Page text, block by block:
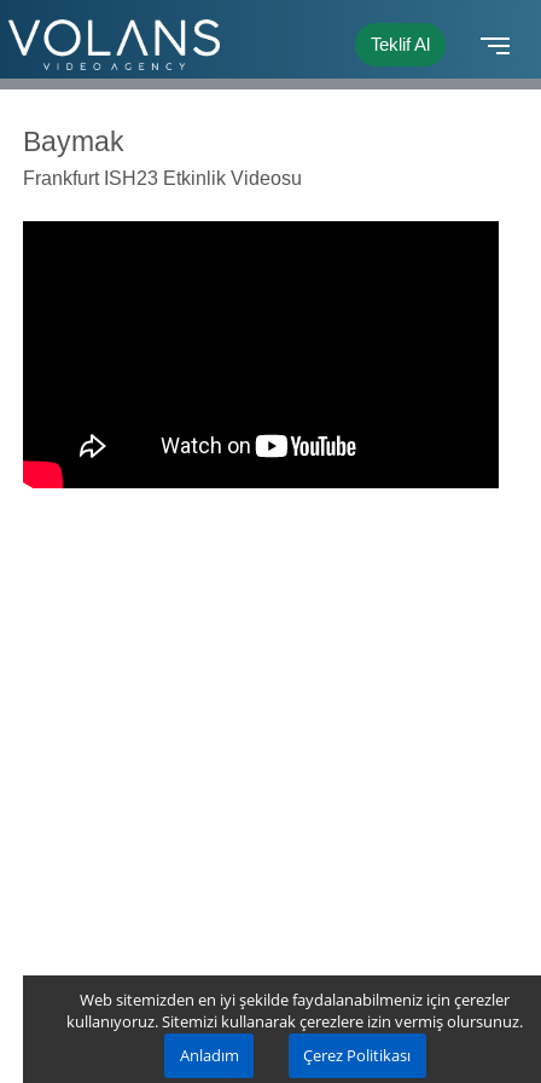
Teklif Al
Baymak
Frankfurt ISH23 Etkinlik Videosu
Web sitemizden en iyi şekilde faydalanabilmeniz için çerezler
kullanıyoruz. Sitemizi kullanarak çerezlere izin vermiş olursunuz.
Anladım
Çerez Politikası